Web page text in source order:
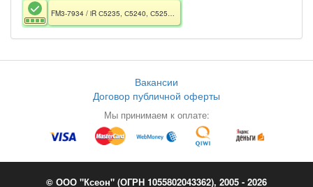
FM3-7934 / iR С5235, С5240, С5250, С5255
Вакансии
Договор публичной оферты
Мы принимаем к оплате:
© ООО "Ксеон" (ОГРН 1055802043362), 2005 - 2026